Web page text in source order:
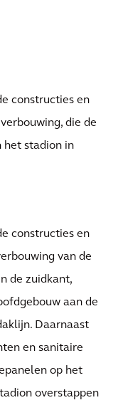
constructies en
die de
het stadion in
constructies en
van de
de zuidkant,
aan de
Daarnaast
en sanitaire
op het
overstappen